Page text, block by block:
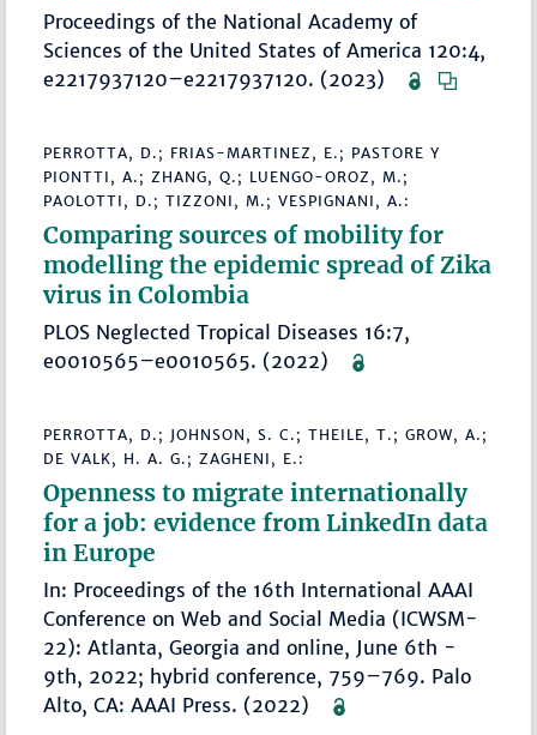
Proceedings of the National Academy of
Sciences of the United States of America 120:4,
e2217937120–e2217937120. (2023)
PERROTTA, D.; FRIAS-MARTINEZ, E.; PASTORE Y
PIONTTI, A.; ZHANG, Q.; LUENGO-OROZ, M.;
PAOLOTTI, D.; TIZZONI, M.; VESPIGNANI, A.:
Comparing sources of mobility for
modelling the epidemic spread of Zika
virus in Colombia
PLOS Neglected Tropical Diseases 16:7,
e0010565–e0010565. (2022)
PERROTTA, D.; JOHNSON, S. C.; THEILE, T.; GROW, A.;
DE VALK, H. A. G.; ZAGHENI, E.:
Openness to migrate internationally
for a job: evidence from LinkedIn data
in Europe
In: Proceedings of the 16th International AAAI
Conference on Web and Social Media (ICWSM-
22): Atlanta, Georgia and online, June 6th -
9th, 2022; hybrid conference, 759–769. Palo
Alto, CA: AAAI Press. (2022)